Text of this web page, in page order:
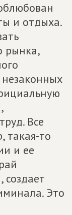
и отдыха.
рынка,
Все
такая-то
и ее
создает
Это